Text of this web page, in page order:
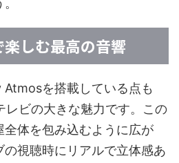
しむ最高の音響
を搭載している点も
レビの大きな魅力です。この
体を包み込むように広が
の視聴時にリアルで立体感あ